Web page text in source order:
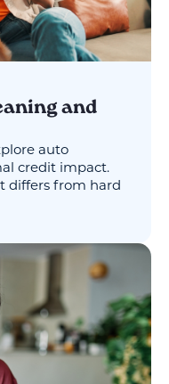
and
auto
credit impact.
differs from hard